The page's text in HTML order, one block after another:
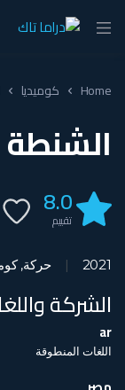
Home كوميديا
الشنطة
8.0
تقييم
2021 حركة,
الشركة
ar
اللغات المنطوقة